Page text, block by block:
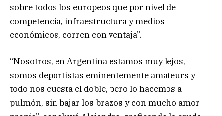
sobre todos los europeos que por nivel de
competencia, infraestructura y medios
económicos, corren con ventaja”.
“Nosotros, en Argentina estamos muy lejos,
somos deportistas eminentemente amateurs y
todo nos cuesta el doble, pero lo hacemos a
pulmón, sin bajar los brazos y con mucho amor